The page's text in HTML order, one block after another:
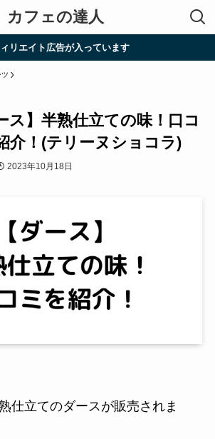
カフェの達人
リエイト広告が入っています
ス】半熟仕立ての味！口コ
介！(テリーヌショコラ)
2023年10月18日
仕立てのダースが販売されま